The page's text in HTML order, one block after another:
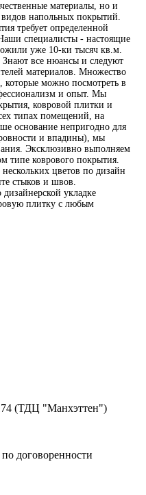
материалы, но и
напольных покрытий.
требует определенной
специалисты - настоящие
уже 10-ки тысяч кв.м.
все нюансы и следуют
материалов. Множество
которые можно посмотреть в
и опыт. Мы
ковровой плитки и
типах помещений, на
основание непригодно для
и впадины), мы
Эксклюзивно выполняем
типе коврового покрытия.
цветов по дизайн
стыков и швов.
укладке
плитку с любым
(ТДЦ "Манхэттен")
договоренности